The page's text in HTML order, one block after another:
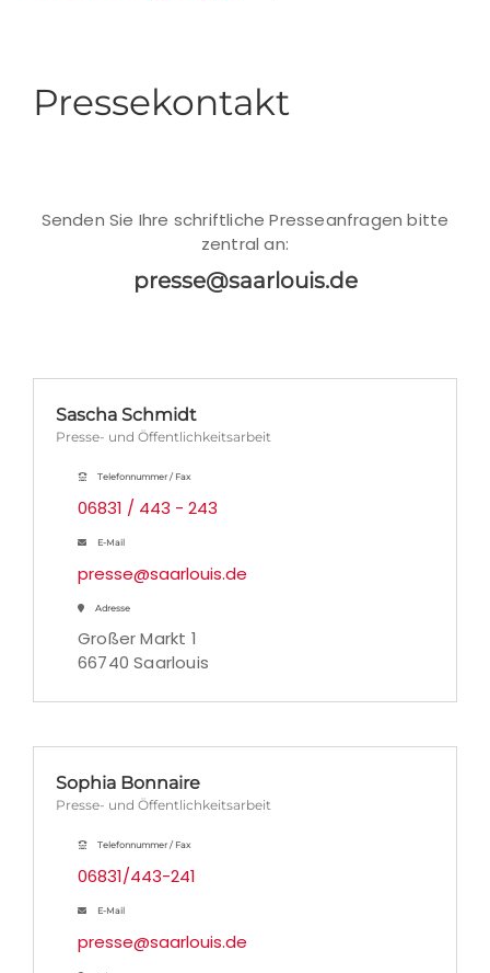
Pressekontakt
Senden Sie Ihre schriftliche Presseanfragen bitte
zentral an:
presse@saarlouis.de
Sascha Schmidt
Presse- und Öffentlichkeitsarbeit
Telefonnummer / Fax
06831 / 443 - 243
E-Mail
presse@saarlouis.de
Adresse
Großer Markt 1
66740 Saarlouis
Sophia Bonnaire
Presse- und Öffentlichkeitsarbeit
Telefonnummer / Fax
06831/443-241
E-Mail
presse@saarlouis.de